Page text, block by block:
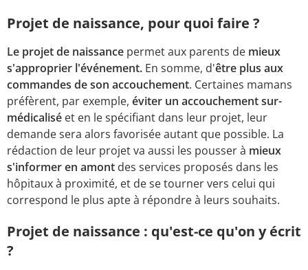
Projet de naissance, pour quoi faire ?
Le projet de naissance permet aux parents de mieux
s'approprier l'événement. En somme, d'être plus aux
commandes de son accouchement. Certaines mamans
préfèrent, par exemple, éviter un accouchement sur-
médicalisé et en le spécifiant dans leur projet, leur
demande sera alors favorisée autant que possible. La
rédaction de leur projet va aussi les pousser à mieux
s'informer en amont des services proposés dans les
hôpitaux à proximité, et de se tourner vers celui qui
correspond le plus apte à répondre à leurs souhaits.
Projet de naissance : qu'est-ce qu'on y écrit
?